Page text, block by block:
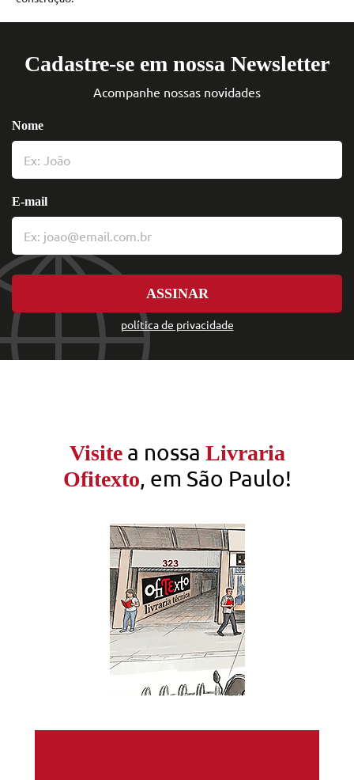
Cadastre-se em nossa Newsletter
Acompanhe nossas novidades
política de privacidade
Nome
E-mail
ASSINAR
Visitea nossa Livraria
Ofitexto, em São Paulo!